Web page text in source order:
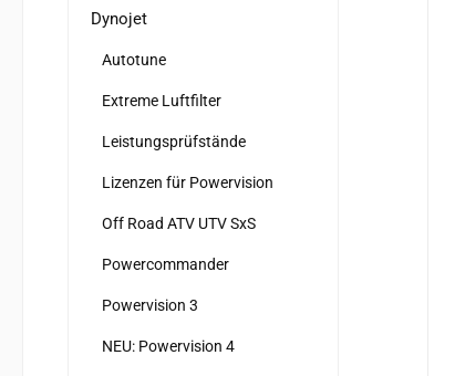
Dynojet
Autotune
Extreme Luftfilter
Leistungsprüfstände
Lizenzen für Powervision
Off Road ATV UTV SxS
Powercommander
Powervision 3
NEU: Powervision 4